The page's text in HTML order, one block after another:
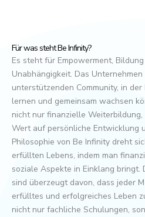
Für was steht Be Infinity?
Es steht für Empowerment,
Unabhängigkeit. Das
unterstützenden Community, in
lernen und gemeinsam wachsen
nicht nur finanzielle
Wert auf persönliche Entwicklung
Philosophie von Be Infinity dreht
erfüllten Lebens, indem man
soziale Aspekte in Einklang bringt.
sind überzeugt davon, dass jeder
erfülltes und erfolgreiches Leben
nicht nur fachliche Schulungen,